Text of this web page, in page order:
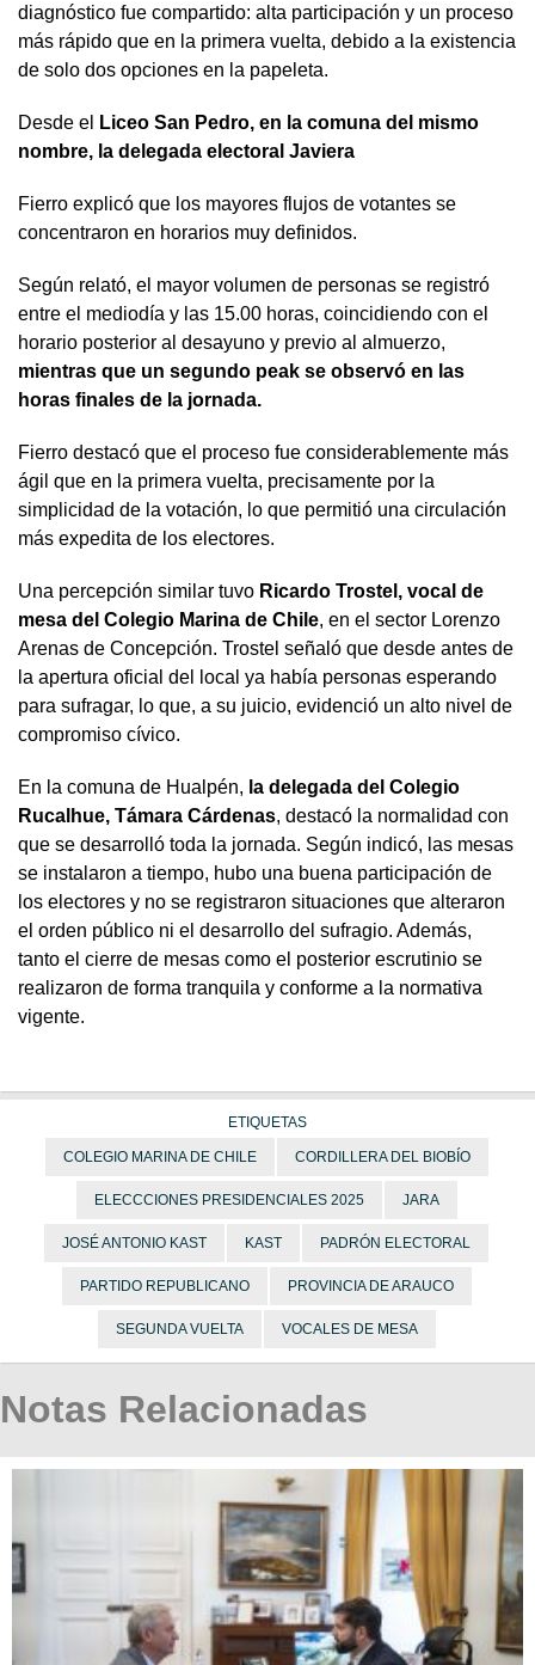
diagnóstico fue compartido: alta participación y un proceso
más rápido que en la primera vuelta, debido a la existencia
de solo dos opciones en la papeleta.
Desde el
Liceo San Pedro, en la comuna del mismo
nombre, la delegada electoral Javiera
Fierro explicó que los mayores flujos de votantes se
concentraron en horarios muy definidos.
Según relató, el mayor volumen de personas se registró
entre el mediodía y las 15.00 horas, coincidiendo con el
horario posterior al desayuno y previo al almuerzo,
mientras que un segundo peak se observó en las
horas finales de la jornada.
Fierro destacó que el proceso fue considerablemente más
ágil que en la primera vuelta, precisamente por la
simplicidad de la votación, lo que permitió una circulación
más expedita de los electores.
Una percepción similar tuvo Ricardo Trostel, vocal de
mesa del Colegio Marina de Chile, en el sector Lorenzo
Arenas de Concepción. Trostel señaló que desde antes de
la apertura oficial del local ya había personas esperando
para sufragar, lo que, a su juicio, evidenció un alto nivel de
compromiso cívico.
En la comuna de Hualpén, la delegada del Colegio
Rucalhue, Támara Cárdenas, destacó la normalidad con
que se desarrolló toda la jornada. Según indicó, las mesas
se instalaron a tiempo, hubo una buena participación de
los electores y no se registraron situaciones que alteraron
el orden público ni el desarrollo del sufragio. Además,
tanto el cierre de mesas como el posterior escrutinio se
realizaron de forma tranquila y conforme a la normativa
vigente.
ETIQUETAS
COLEGIO MARINA DE CHILE CORDILLERA DEL BIOBÍO
ELECCCIONES PRESIDENCIALES 2025 JARA
JOSÉ ANTONIO KAST KAST PADRÓN ELECTORAL
PARTIDO REPUBLICANO PROVINCIA DE ARAUCO
SEGUNDA VUELTA VOCALES DE MESA
Notas Relacionadas